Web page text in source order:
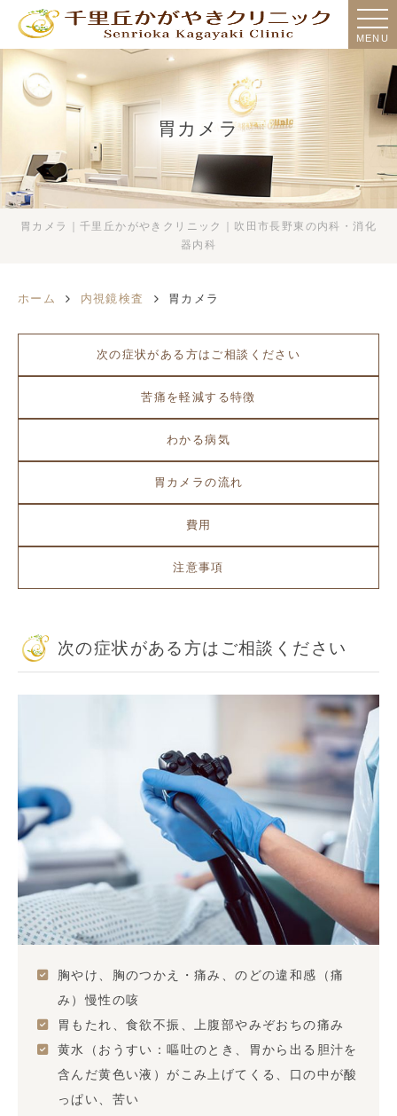
MENU
胃カメラ
胃カメラ｜千里丘かがやきクリニック｜吹田市長野東の内科・消化
器内科
ホーム 内視鏡検査 胃カメラ
次の症状がある方はご相談ください
苦痛を軽減する特徴
わかる病気
胃カメラの流れ
費用
注意事項
次の症状がある方はご相談ください
胸やけ、胸のつかえ・痛み、のどの違和感（痛
み）慢性の咳
胃もたれ、食欲不振、上腹部やみぞおちの痛み
黄水（おうすい：嘔吐のとき、胃から出る胆汁を
含んだ黄色い液）がこみ上げてくる、口の中が酸
っぱい、苦い